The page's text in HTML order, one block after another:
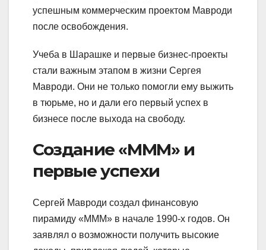
успешным коммерческим проектом Мавроди
после освобождения.
Учеба в Шарашке и первые бизнес-проекты
стали важным этапом в жизни Сергея
Мавроди. Они не только помогли ему выжить
в тюрьме, но и дали его первый успех в
бизнесе после выхода на свободу.
Создание «МММ» и
первые успехи
Сергей Мавроди создал финансовую
пирамиду «МММ» в начале 1990-х годов. Он
заявлял о возможности получить высокие